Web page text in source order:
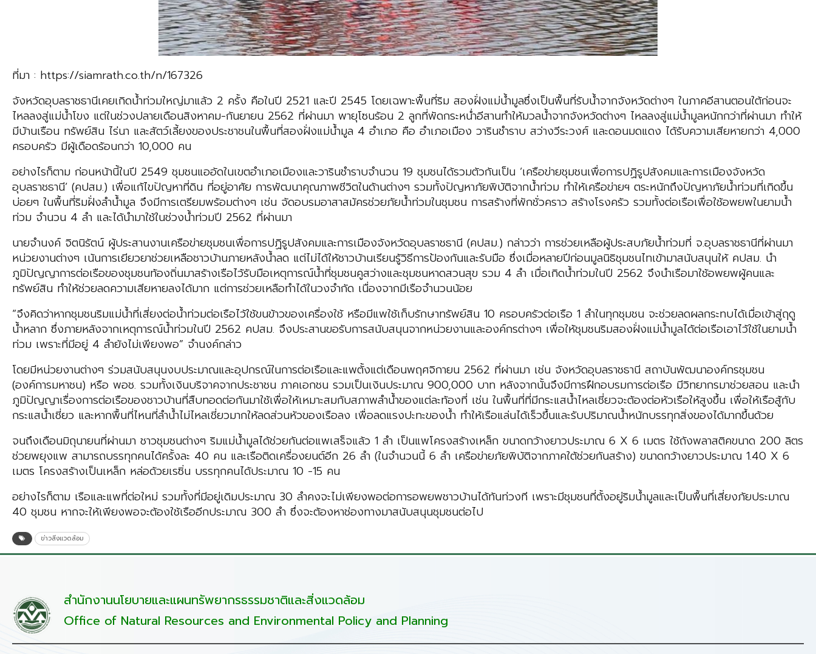
ที่มา : https://siamrath.co.th/n/167326
จังหวัดอุบลราชธานีเคยเกิดน้ำท่วมใหญ่มาแล้ว 2 ครั้ง คือในปี 2521 และปี 2545 โดยเฉพาะพื้นที่ริม สองฝั่งแม่น้ำมูลซึ่งเป็นพื้นที่รับน้ำจากจังหวัดต่างๆ ในภาคอีสานตอนใต้ก่อนจะ
ไหลลงสู่แม่น้ำโขง แต่ในช่วงปลายเดือนสิงหาคม-กันยายน 2562 ที่ผ่านมา พายุโซนร้อน 2 ลูกที่พัดกระหน่ำอีสานทำให้มวลน้ำจากจังหวัดต่างๆ ไหลลงสู่แม่น้ำมูลหนักกว่าที่ผ่านมา ทำให้
มีบ้านเรือน ทรัพย์สิน ไร่นา และสัตว์เลี้ยงของประชาชนในพื้นที่สองฝั่งแม่น้ำมูล 4 อำเภอ คือ อำเภอเมือง วารินชำราบ สว่างวีระวงศ์ และดอนมดแดง ได้รับความเสียหายกว่า 4,000
ครอบครัว มีผู้เดือดร้อนกว่า 10,000 คน
อย่างไรก็ตาม ก่อนหน้านี้ในปี 2549 ชุมชนแออัดในเขตอำเภอเมืองและวารินชำราบจำนวน 19 ชุมชนได้รวมตัวกันเป็น ‘เครือข่ายชุมชนเพื่อการปฏิรูปสังคมและการเมืองจังหวัด
อุบลราชธานี’ (คปสม.) เพื่อแก้ไขปัญหาที่ดิน ที่อยู่อาศัย การพัฒนาคุณภาพชีวิตในด้านต่างๆ รวมทั้งปัญหาภัยพิบัติจากน้ำท่วม ทำให้เครือข่ายฯ ตระหนักถึงปัญหาภัยน้ำท่วมที่เกิดขึ้น
บ่อยๆ ในพื้นที่ริมฝั่งลำน้ำมูล จึงมีการเตรียมพร้อมต่างๆ เช่น จัดอบรมอาสาสมัครช่วยภัยน้ำท่วมในชุมชน การสร้างที่พักชั่วคราว สร้างโรงครัว รวมทั้งต่อเรือเพื่อใช้อพยพในยามน้ำ
ท่วม จำนวน 4 ลำ และได้นำมาใช้ในช่วงน้ำท่วมปี 2562 ที่ผ่านมา
นายจำนงค์ จิตนิรัตน์ ผู้ประสานงานเครือข่ายชุมชนเพื่อการปฏิรูปสังคมและการเมืองจังหวัดอุบลราชธานี (คปสม.) กล่าวว่า การช่วยเหลือผู้ประสบภัยน้ำท่วมที่ จ.อุบลราชธานีที่ผ่านมา
หน่วยงานต่างๆ เน้นการเยียวยาช่วยเหลือชาวบ้านภายหลังน้ำลด แต่ไม่ได้ให้ชาวบ้านเรียนรู้วิธีการป้องกันและรับมือ ซึ่งเมื่อหลายปีก่อนมูลนิธิชุมชนไทเข้ามาสนับสนุนให้ คปสม. นำ
ภูมิปัญญาการต่อเรือของชุมชนท้องถิ่นมาสร้างเรือไว้รับมือเหตุการณ์น้ำที่ชุมชนคูสว่างและชุมชนหาดสวนสุข รวม 4 ลำ เมื่อเกิดน้ำท่วมในปี 2562 จึงนำเรือมาใช้อพยพผู้คนและ
ทรัพย์สิน ทำให้ช่วยลดความเสียหายลงได้มาก แต่การช่วยเหลือทำได้ในวงจำกัด เนื่องจากมีเรือจำนวนน้อย
“จึงคิดว่าหากชุมชนริมแม่น้ำที่เสี่ยงต่อน้ำท่วมต่อเรือไว้ใช้ขนข้าวของเครื่องใช้ หรือมีแพใช้เก็บรักษาทรัพย์สิน 10 ครอบครัวต่อเรือ 1 ลำในทุกชุมชน จะช่วยลดผลกระทบได้เมื่อเข้าสู่ฤดู
น้ำหลาก ซึ่งภายหลังจากเหตุการณ์น้ำท่วมในปี 2562 คปสม. จึงประสานขอรับการสนับสนุนจากหน่วยงานและองค์กรต่างๆ เพื่อให้ชุมชนริมสองฝั่งแม่น้ำมูลได้ต่อเรือเอาไว้ใช้ในยามน้ำ
ท่วม เพราะที่มีอยู่ 4 ลำยังไม่เพียงพอ” จำนงค์กล่าว
โดยมีหน่วยงานต่างๆ ร่วมสนับสนุนงบประมาณและอุปกรณ์ในการต่อเรือและแพตั้งแต่เดือนพฤศจิกายน 2562 ที่ผ่านมา เช่น จังหวัดอุบลราชธานี สถาบันพัฒนาองค์กรชุมชน
(องค์การมหาชน) หรือ พอช. รวมทั้งเงินบริจาคจากประชาชน ภาคเอกชน รวมเป็นเงินประมาณ 900,000 บาท หลังจากนั้นจึงมีการฝึกอบรมการต่อเรือ มีวิทยากรมาช่วยสอน และนำ
ภูมิปัญญาเรื่องการต่อเรือของชาวบ้านที่สืบทอดต่อกันมาใช้เพื่อให้เหมาะสมกับสภาพลำน้ำของแต่ละท้องที่ เช่น ในพื้นที่ที่มีกระแสน้ำไหลเชี่ยวจะต้องต่อหัวเรือให้สูงขึ้น เพื่อให้เรือสู้กับ
กระแสน้ำเชี่ยว และหากพื้นที่ไหนที่ลำน้ำไม่ไหลเชี่ยวมากให้ลดส่วนหัวของเรือลง เพื่อลดแรงปะทะของน้ำ ทำให้เรือแล่นได้เร็วขึ้นและรับปริมาณน้ำหนักบรรทุกสิ่งของได้มากขึ้นด้วย
จนถึงเดือนมิถุนายนที่ผ่านมา ชาวชุมชนต่างๆ ริมแม่น้ำมูลได้ช่วยกันต่อแพเสร็จแล้ว 1 ลำ เป็นแพโครงสร้างเหล็ก ขนาดกว้างยาวประมาณ 6 X 6 เมตร ใช้ถังพลาสติคขนาด 200 ลิตร
ช่วยพยุงแพ สามารถบรรทุกคนได้ครั้งละ 40 คน และเรือติดเครื่องยนต์อีก 26 ลำ (ในจำนวนนี้ 6 ลำ เครือข่ายภัยพิบัติจากภาคใต้ช่วยกันสร้าง) ขนาดกว้างยาวประมาณ 1.40 X 6
เมตร โครงสร้างเป็นเหล็ก หล่อด้วยเรซิ่น บรรทุกคนได้ประมาณ 10 -15 คน
อย่างไรก็ตาม เรือและแพที่ต่อใหม่ รวมทั้งที่มีอยู่เดิมประมาณ 30 ลำคงจะไม่เพียงพอต่อการอพยพชาวบ้านได้ทันท่วงที เพราะมีชุมชนที่ตั้งอยู่ริมน้ำมูลและเป็นพื้นที่เสี่ยงภัยประมาณ
40 ชุมชน หากจะให้เพียงพอจะต้องใช้เรืออีกประมาณ 300 ลำ ซึ่งจะต้องหาช่องทางมาสนับสนุนชุมชนต่อไป
ข่าวสิ่งแวดล้อม
สำนักงานนโยบายและแผนทรัพยากรธรรมชาติและสิ่งแวดล้อม
Office of Natural Resources and Environmental Policy and Planning